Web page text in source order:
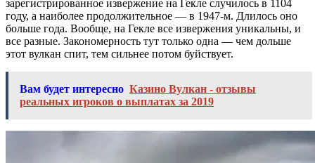
зарегистрированное извержение на Гекле случилось в 1104
году, а наиболее продолжительное — в 1947-м. Длилось оно
больше года. Вообще, на Гекле все извержения уникальны, и
все разные. Закономерность тут только одна — чем дольше
этот вулкан спит, тем сильнее потом буйствует.
Вам будет интересно Казино Вулкан - отзывы
реальных игроков о выплатах за 2019